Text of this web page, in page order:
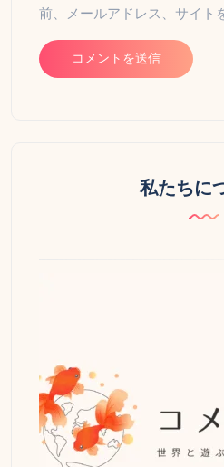
前、メールアドレス、サイト
私たちに